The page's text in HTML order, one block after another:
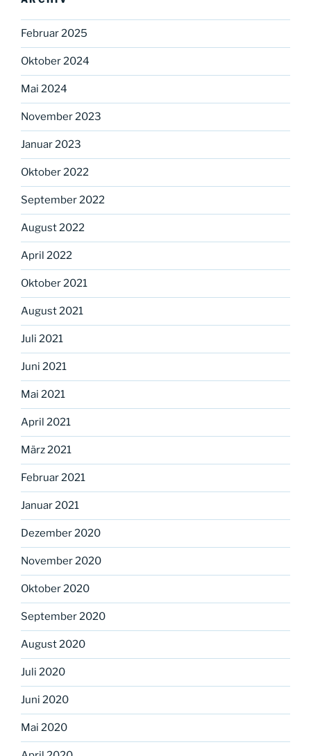
Februar 2025
Oktober 2024
Mai 2024
November 2023
Januar 2023
Oktober 2022
September 2022
August 2022
April 2022
Oktober 2021
August 2021
Juli 2021
Juni 2021
Mai 2021
April 2021
März 2021
Februar 2021
Januar 2021
Dezember 2020
November 2020
Oktober 2020
September 2020
August 2020
Juli 2020
Juni 2020
Mai 2020